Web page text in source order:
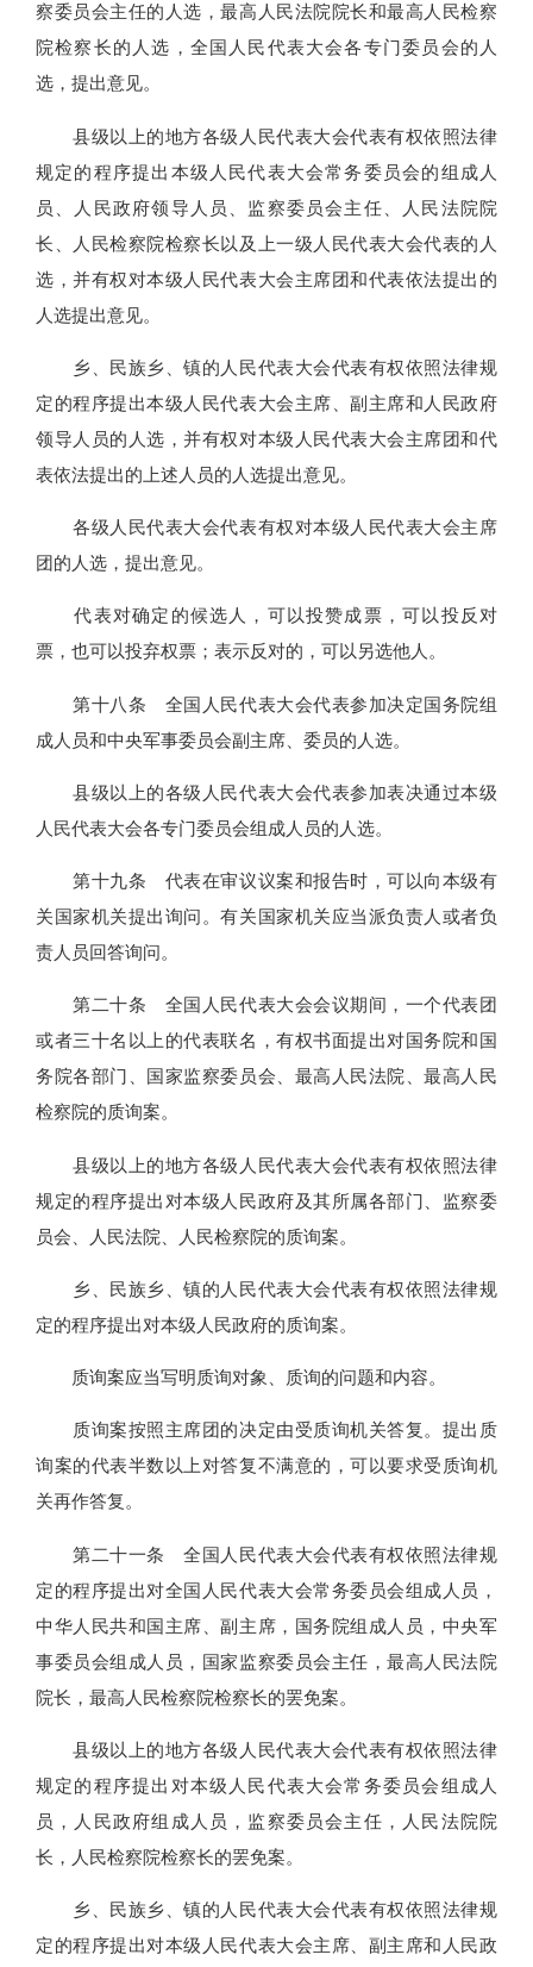
察委员会主任的人选，最高人民法院院长和最高人民检察
院检察长的人选，全国人民代表大会各专门委员会的人
选，提出意见。
县级以上的地方各级人民代表大会代表有权依照法律
规定的程序提出本级人民代表大会常务委员会的组成人
员、人民政府领导人员、监察委员会主任、人民法院院
长、人民检察院检察长以及上一级人民代表大会代表的人
选，并有权对本级人民代表大会主席团和代表依法提出的
人选提出意见。
乡、民族乡、镇的人民代表大会代表有权依照法律规
定的程序提出本级人民代表大会主席、副主席和人民政府
领导人员的人选，并有权对本级人民代表大会主席团和代
表依法提出的上述人员的人选提出意见。
各级人民代表大会代表有权对本级人民代表大会主席
团的人选，提出意见。
代表对确定的候选人，可以投赞成票，可以投反对
票，也可以投弃权票；表示反对的，可以另选他人。
第十八条 全国人民代表大会代表参加决定国务院组
成人员和中央军事委员会副主席、委员的人选。
县级以上的各级人民代表大会代表参加表决通过本级
人民代表大会各专门委员会组成人员的人选。
第十九条 代表在审议议案和报告时，可以向本级有
关国家机关提出询问。有关国家机关应当派负责人或者负
责人员回答询问。
第二十条 全国人民代表大会会议期间，一个代表团
或者三十名以上的代表联名，有权书面提出对国务院和国
务院各部门、国家监察委员会、最高人民法院、最高人民
检察院的质询案。
县级以上的地方各级人民代表大会代表有权依照法律
规定的程序提出对本级人民政府及其所属各部门、监察委
员会、人民法院、人民检察院的质询案。
乡、民族乡、镇的人民代表大会代表有权依照法律规
定的程序提出对本级人民政府的质询案。
质询案应当写明质询对象、质询的问题和内容。
质询案按照主席团的决定由受质询机关答复。提出质
询案的代表半数以上对答复不满意的，可以要求受质询机
关再作答复。
第二十一条 全国人民代表大会代表有权依照法律规
定的程序提出对全国人民代表大会常务委员会组成人员，
中华人民共和国主席、副主席，国务院组成人员，中央军
事委员会组成人员，国家监察委员会主任，最高人民法院
院长，最高人民检察院检察长的罢免案。
县级以上的地方各级人民代表大会代表有权依照法律
规定的程序提出对本级人民代表大会常务委员会组成人
员，人民政府组成人员，监察委员会主任，人民法院院
长，人民检察院检察长的罢免案。
乡、民族乡、镇的人民代表大会代表有权依照法律规
定的程序提出对本级人民代表大会主席、副主席和人民政